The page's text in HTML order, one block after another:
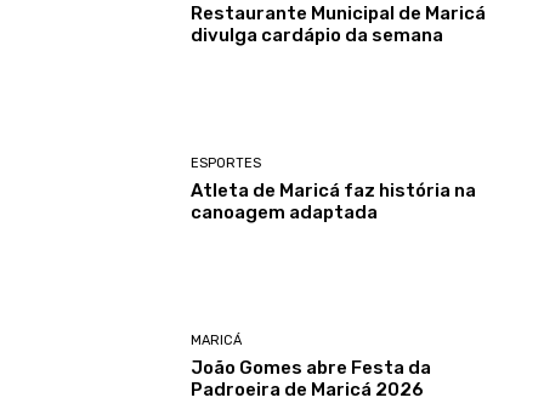
Restaurante Municipal de Maricá
divulga cardápio da semana
ESPORTES
Atleta de Maricá faz história na
canoagem adaptada
MARICÁ
João Gomes abre Festa da
Padroeira de Maricá 2026